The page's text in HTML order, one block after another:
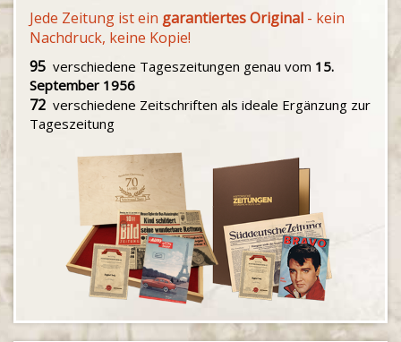
Jede Zeitung ist ein garantiertes Original - kein
Nachdruck, keine Kopie!
95 verschiedene Tageszeitungen genau vom 15.
September 1956
72 verschiedene Zeitschriften als ideale Ergänzung zur
Tageszeitung